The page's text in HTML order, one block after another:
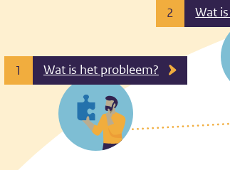
1 Wat is het probleem?
2 Wat